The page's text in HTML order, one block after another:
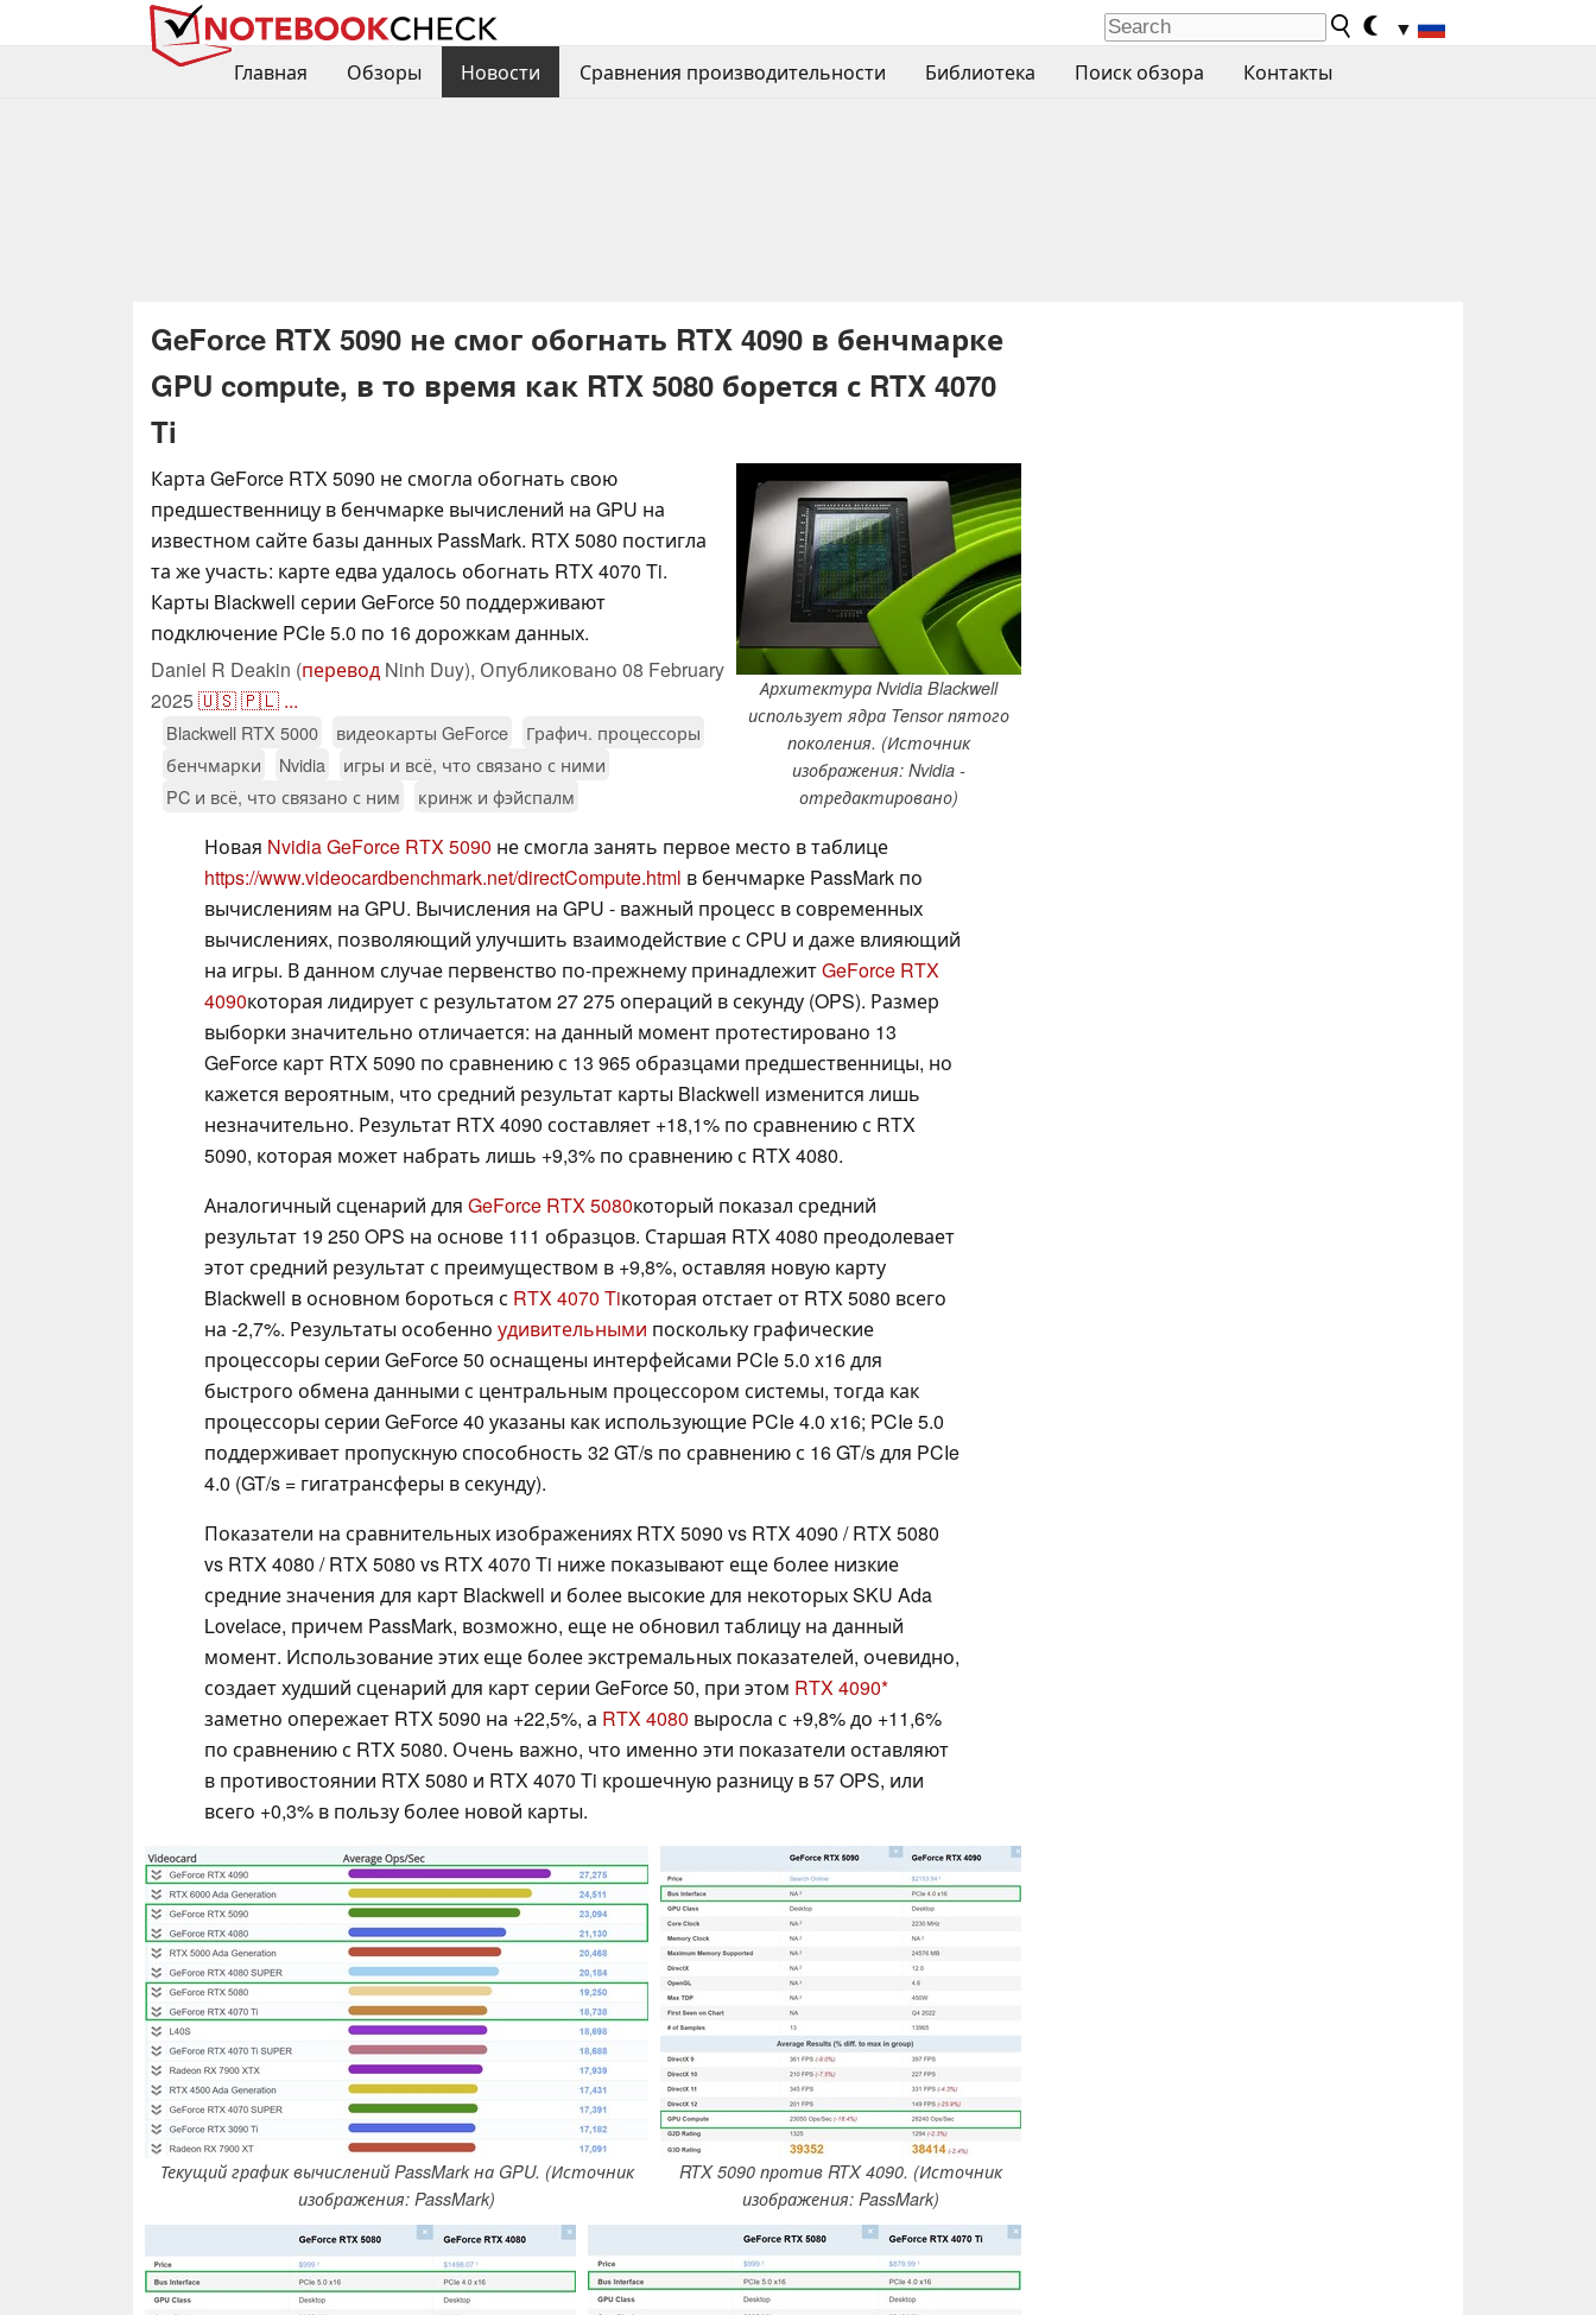
▼
Главная
Обзоры Новости Сравнения производительности Библиотека Поиск обзора Контакты
GeForce RTX 5090 не смог обогнать RTX 4090 в бенчмарке
GPU compute, в то время как RTX 5080 борется с RTX 4070
Ti
Архитектура Nvidia Blackwell
использует ядра Tensor пятого
поколения. (Источник
изображения: Nvidia -
отредактировано)
Карта GeForce RTX 5090 не смогла обогнать свою
предшественницу в бенчмарке вычислений на GPU на
известном сайте базы данных PassMark. RTX 5080 постигла
та же участь: карте едва удалось обогнать RTX 4070 Ti.
Карты Blackwell серии GeForce 50 поддерживают
подключение PCIe 5.0 по 16 дорожкам данных.
Daniel R Deakin (перевод Ninh Duy), Опубликовано 08 February
2025🇺🇸🇵🇱 ...
Blackwell RTX 5000 видеокарты GeForce
Графич. процессоры
бенчмарки
Nvidia
игры и всё, что связано с ними
PC и всё, что связано с ним
кринж и фэйспалм
Новая Nvidia GeForce RTX 5090 не смогла занять первое место в таблице
https://www.videocardbenchmark.net/directCompute.html в бенчмарке PassMark по
вычислениям на GPU. Вычисления на GPU - важный процесс в современных
вычислениях, позволяющий улучшить взаимодействие с CPU и даже влияющий
на игры. В данном случае первенство по-прежнему принадлежитGeForce RTX
4090которая лидирует с результатом 27 275 операций в секунду (OPS). Размер
выборки значительно отличается: на данный момент протестировано 13
GeForce карт RTX 5090 по сравнению с 13 965 образцами предшественницы, но
кажется вероятным, что средний результат карты Blackwell изменится лишь
незначительно. Результат RTX 4090 составляет +18,1% по сравнению с RTX
5090, которая может набрать лишь +9,3% по сравнению с RTX 4080.
Аналогичный сценарий для GeForce RTX 5080который показал средний
результат 19 250 OPS на основе 111 образцов. Старшая RTX 4080 преодолевает
этот средний результат с преимуществом в +9,8%, оставляя новую карту
Blackwell в основном бороться с RTX 4070 Tiкоторая отстает от RTX 5080 всего
на -2,7%. Результаты особенно удивительными поскольку графические
процессоры серии GeForce 50 оснащены интерфейсами PCIe 5.0 x16 для
быстрого обмена данными с центральным процессором системы, тогда как
процессоры серии GeForce 40 указаны как использующие PCIe 4.0 x16; PCIe 5.0
поддерживает пропускную способность 32 GT/s по сравнению с 16 GT/s для PCIe
4.0 (GT/s = гигатрансферы в секунду).
Показатели на сравнительных изображениях RTX 5090 vs RTX 4090 / RTX 5080
vs RTX 4080 / RTX 5080 vs RTX 4070 Ti ниже показывают еще более низкие
средние значения для карт Blackwell и более высокие для некоторых SKU Ada
Lovelace, причем PassMark, возможно, еще не обновил таблицу на данный
момент. Использование этих еще более экстремальных показателей, очевидно,
создает худший сценарий для карт серии GeForce 50, при этом RTX 4090
заметно опережает RTX 5090 на +22,5%, а RTX 4080 выросла с +9,8% до +11,6%
по сравнению с RTX 5080. Очень важно, что именно эти показатели оставляют
в противостоянии RTX 5080 и RTX 4070 Ti крошечную разницу в 57 OPS, или
всего +0,3% в пользу более новой карты.
Текущий график вычислений PassMark на GPU. (Источник
изображения: PassMark)
RTX 5090 против RTX 4090. (Источник
изображения: PassMark)